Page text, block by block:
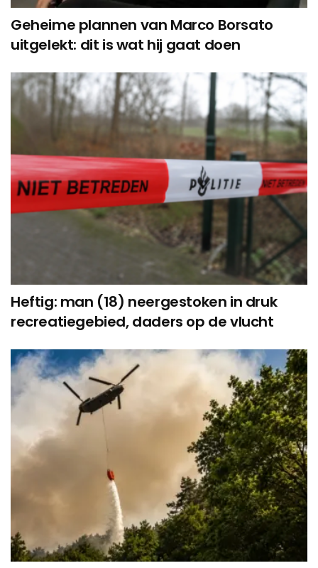
Geheime plannen van Marco Borsato
uitgelekt: dit is wat hij gaat doen
Heftig: man (18) neergestoken in druk
recreatiegebied, daders op de vlucht